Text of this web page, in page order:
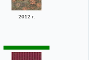
2012 г.